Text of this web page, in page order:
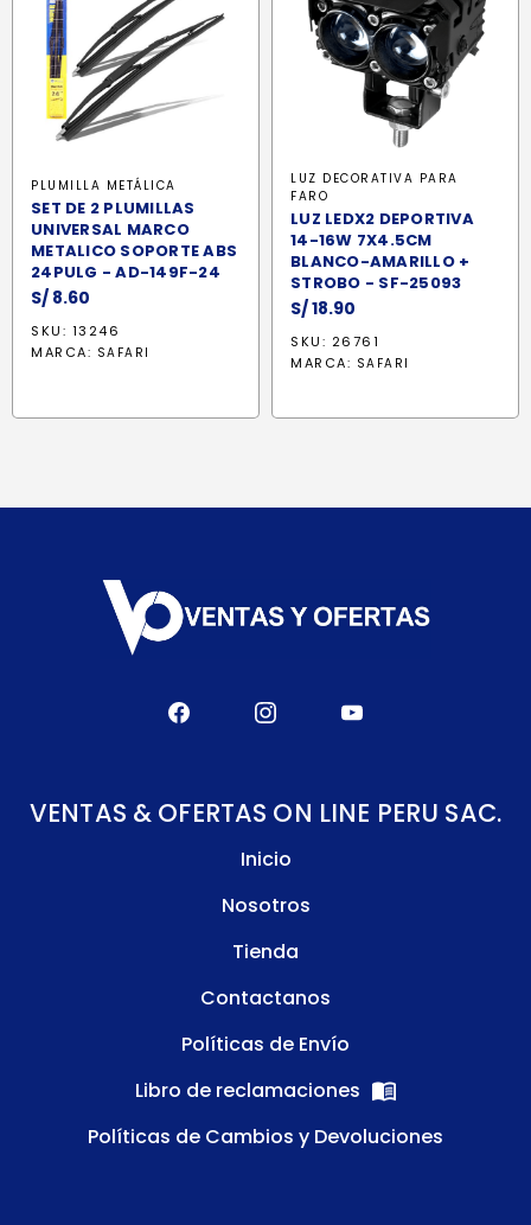
PLUMILLA METÁLICA
SET DE 2 PLUMILLAS
UNIVERSAL MARCO
METALICO SOPORTE ABS
24PULG - AD-149F-24
S/ 8.60
SKU: 13246
MARCA: SAFARI
LUZ DECORATIVA PARA
FARO
LUZ LEDX2 DEPORTIVA
14-16W 7X4.5CM
BLANCO-AMARILLO +
STROBO - SF-25093
S/18.90
SKU: 26761
MARCA: SAFARI
VENTAS & OFERTAS ON LINE PERU SAC.
Inicio
Nosotros
Tienda
Contactanos
Políticas de Envío
Libro de reclamaciones
Políticas de Cambios y Devoluciones